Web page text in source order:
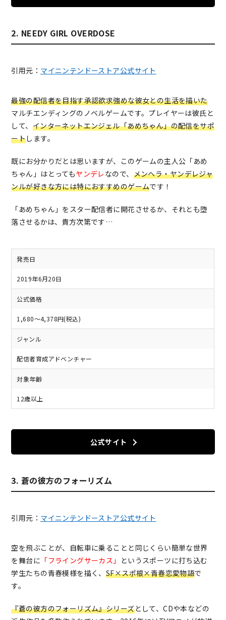
2. NEEDY GIRL OVERDOSE
引用元： マイニンテンドーストア公式サイト
最強の配信者を目指す承認欲求強めな彼女との生活を描いた
マルチエンディングのノベルゲームです。プレイヤーは彼氏と
して、 インターネットエンジェル「あめちゃん」の配信をサポ
ートします。
既にお分かりだとは思いますが、このゲームの主人公「あめ
ちゃん」はとってもヤンデレなので、 メンヘラ・ヤンデレジャ
ンルが好きな方には特におすすめのゲームです！
「あめちゃん」をスター配信者に開花させるか、それとも堕
落させるかは、貴方次第です…
発売日
2019年6月20日
公式価格
1,680～4,378円(税込)
ジャンル
配信者育成アドベンチャー
対象年齢
12歳以上
公式サイト
3. 蒼の彼方のフォーリズム
引用元： マイニンテンドーストア公式サイト
空を飛ぶことが、自転車に乗ることと同じくらい簡単な世界
を舞台に 「フライングサーカス」 というスポーツに打ち込む
学生たちの青春模様を描く、 SF×スポ根×青春恋愛物語で
す。
『蒼の彼方のフォーリズム』シリーズとして、CDや本などの